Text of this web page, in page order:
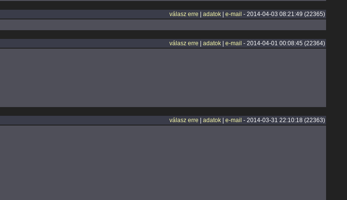
válasz erre adatok| e-mail - 2014-04-03 08:21:49 (22365)
válasz erre adatok| e-mail - 2014-04-01 00:08:45 (22364)
válasz erre adatok| e-mail - 2014-03-31 22:10:18 (22363)